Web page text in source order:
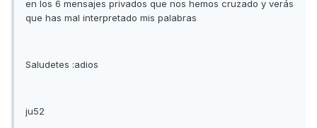
en los 6 mensajes privados que nos hemos cruzado y verás
que has mal interpretado mis palabras
Saludetes :adios
ju52